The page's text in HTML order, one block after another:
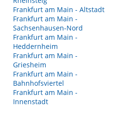
Frankfurt am Main - Altstadt
Frankfurt am Main -
Sachsenhausen-Nord
Frankfurt am Main -
Heddernheim
Frankfurt am Main -
Griesheim
Frankfurt am Main -
Bahnhofsviertel
Frankfurt am Main -
Innenstadt